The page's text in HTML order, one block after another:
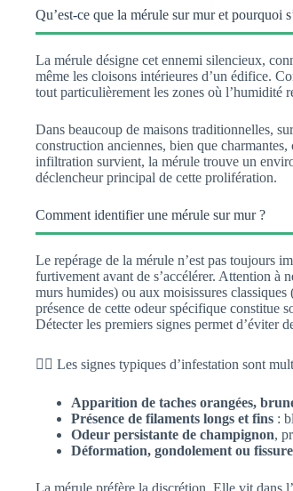
Qu’est-ce que la mérule sur mur et pourquoi
La mérule désigne cet ennemi silencieux,
même les cloisons intérieures d’un édifice.
tout particulièrement les zones où l’humidité
Dans beaucoup de maisons traditionnelles,
construction anciennes, bien que
infiltration survient, la mérule trouve un
déclencheur principal de cette prolifération.
Comment identifier une mérule sur mur ?
Le repérage de la mérule n’est pas toujours
furtivement avant de s’accélérer. Attention à
murs humides) ou aux moisissures
présence de cette odeur spécifique constitue
Détecter les premiers signes permet d’éviter
👉🏻 Les signes typiques d’infestation sont
Apparition de taches orangées,
Présence de filaments longs et fins :
Odeur persistante de champignon,
Déformation, gondolement ou
La mérule préfère la discrétion. Elle vit dans